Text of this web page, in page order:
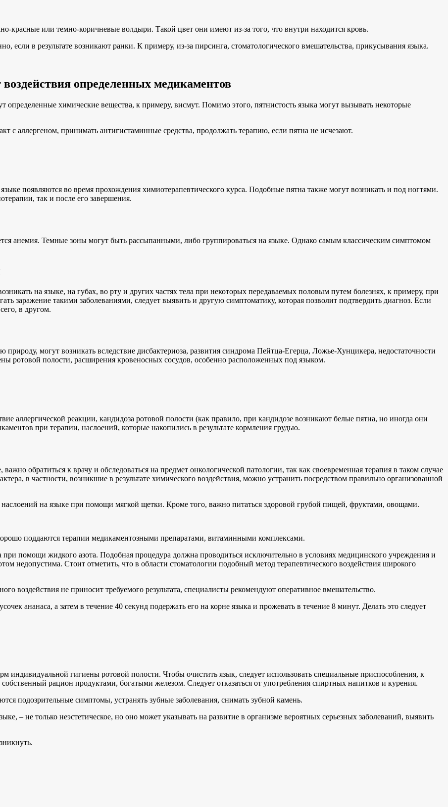
красные или темно-коричневые волдыри. Такой цвет они имеют из-за того, что внутри находится кровь.
если в результате возникают ранки. К примеру, из-за пирсинга, стоматологического вмешательства, прикусывания языка.
определенных медикаментов
определенные химические вещества, к примеру, висмут. Помимо этого, пятнистость языка могут вызывать некоторые
с аллергеном, принимать антигистаминные средства, продолжать терапию, если пятна не исчезают.
появляются во время прохождения химиотерапевтического курса. Подобные пятна также могут возникать и под ногтями.
так и после его завершения.
анемия. Темные зоны могут быть рассыпанными, либо группироваться на языке. Однако самым классическим симптомом
на языке, на губах, во рту и других частях тела при некоторых передаваемых половым путем болезнях, к примеру, при
заражение такими заболеваниями, следует выявить и другую симптоматику, которая позволит подтвердить диагноз. Если
в другом.
природу, могут возникать вследствие дисбактериоза, развития синдрома Пейтца-Егерца, Ложье-Хунцикера, недостаточности
ротовой полости, расширения кровеносных сосудов, особенно расположенных под языком.
аллергической реакции, кандидоза ротовой полости (как правило, при кандидозе возникают белые пятна, но иногда они
при терапии, наслоений, которые накопились в результате кормления грудью.
обратиться к врачу и обследоваться на предмет онкологической патологии, так как своевременная терапия в таком случае
в частности, возникшие в результате химического воздействия, можно устранить посредством правильно организованной
на языке при помощи мягкой щетки. Кроме того, важно питаться здоровой грубой пищей, фруктами, овощами.
поддаются терапии медикаментозными препаратами, витаминными комплексами.
помощи жидкого азота. Подобная процедура должна проводиться исключительно в условиях медицинского учреждения и
недопустима. Стоит отметить, что в области стоматологии подобный метод терапевтического воздействия широкого
воздействия не приносит требуемого результата, специалисты рекомендуют оперативное вмешательство.
ананаса, а затем в течение 40 секунд подержать его на корне языка и прожевать в течение 8 минут. Делать это следует
индивидуальной гигиены ротовой полости. Чтобы очистить язык, следует использовать специальные приспособления, к
рацион продуктами, богатыми железом. Следует отказаться от употребления спиртных напитков и курения.
подозрительные симптомы, устранять зубные заболевания, снимать зубной камень.
– не только неэстетическое, но оно может указывать на развитие в организме вероятных серьезных заболеваний, выявить